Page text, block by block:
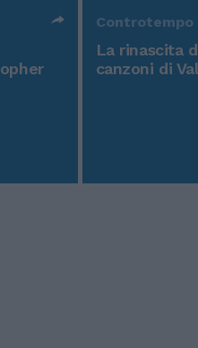
Controtempo
La rinascita
canzoni di